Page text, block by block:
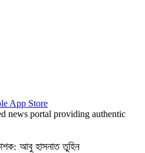
news portal providing authentic
আবু হাসনাত তুহিন